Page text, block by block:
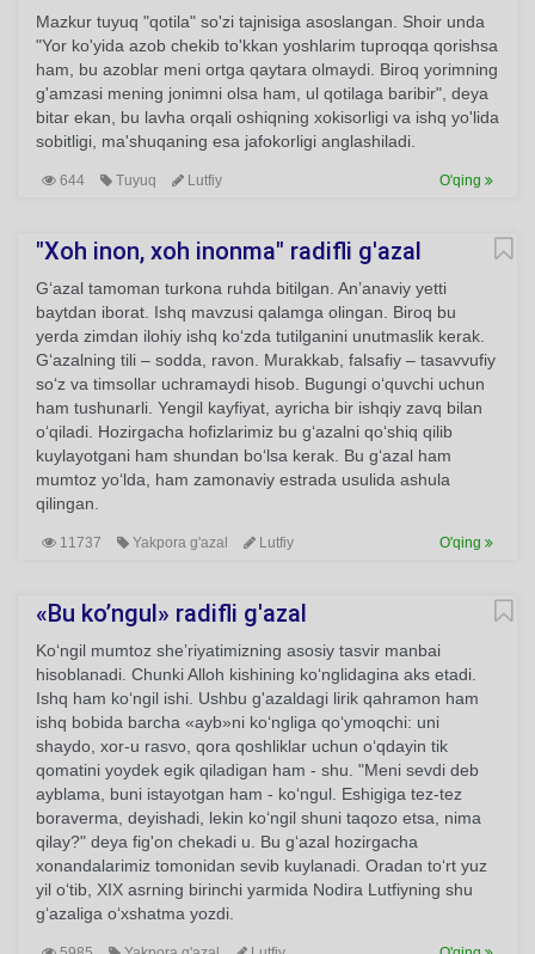
Mazkur tuyuq "qotila" so'zi tajnisiga asoslangan. Shoir unda
"Yor ko'yida azob chekib to'kkan yoshlarim tuproqqa qorishsa
ham, bu azoblar meni ortga qaytara olmaydi. Biroq yorimning
g'amzasi mening jonimni olsa ham, ul qotilaga baribir", deya
bitar ekan, bu lavha orqali oshiqning xokisorligi va ishq yo'lida
sobitligi, ma'shuqaning esa jafokorligi anglashiladi.
644 Tuyuq Lutfiy O'qing
"Xoh inon, xoh inonma" radifli g'azal
G‘azal tamoman turkona ruhda bitilgan. An’anaviy yetti
baytdan iborat. Ishq mavzusi qalamga olingan. Biroq bu
yerda zimdan ilohiy ishq ko‘zda tutilganini unutmaslik kerak.
G‘azalning tili – sodda, ravon. Murakkab, falsafiy – tasavvufiy
so‘z va timsollar uchramaydi hisob. Bugungi o‘quvchi uchun
ham tushunarli. Yengil kayfiyat, ayricha bir ishqiy zavq bilan
o‘qiladi. Hozirgacha hofizlarimiz bu g‘azalni qo‘shiq qilib
kuylayotgani ham shundan bo‘lsa kerak. Bu g‘azal ham
mumtoz yo‘lda, ham zamonaviy estrada usulida ashula
qilingan.
11737 Yakpora g'azal Lutfiy O'qing
«Bu ko’ngul» radifli g'azal
Ko‘ngil mumtoz she’riyatimizning asosiy tasvir manbai
hisoblanadi. Chunki Alloh kishining ko‘nglidagina aks etadi.
Ishq ham ko‘ngil ishi. Ushbu g'azaldagi lirik qahramon ham
ishq bobida barcha «ayb»ni ko‘ngliga qo‘ymoqchi: uni
shaydo, xor-u rasvo, qora qoshliklar uchun o‘qdayin tik
qomatini yoydek egik qiladigan ham - shu. "Meni sevdi deb
ayblama, buni istayotgan ham - ko‘ngul. Eshigiga tez-tez
boraverma, deyishadi, lekin ko‘ngil shuni taqozo etsa, nima
qilay?" deya fig'on chekadi u. Bu g‘azal hozirgacha
xonandalarimiz tomonidan sevib kuylanadi. Oradan to‘rt yuz
yil o‘tib, XIX asrning birinchi yarmida Nodira Lutfiyning shu
g‘azaliga o‘xshatma yozdi.